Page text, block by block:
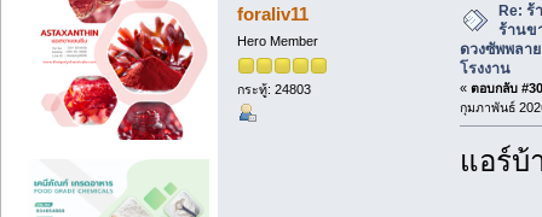
foraliv11
Hero Member
กระทู้: 24803
Re: ร้
ร้านข
ดวงซัพพลา
โรงงาน
« ตอบกลับ
กุมภาพันธ์
แอร์บ้